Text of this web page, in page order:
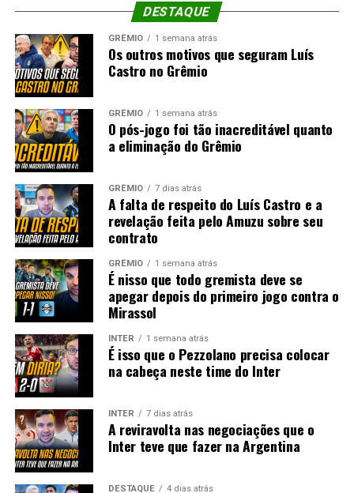
DESTAQUE
GRÊMIO 1 semana atrás
Os outros motivos que seguram Luís
Castro no Grêmio
GRÊMIO 1 semana atrás
O pós-jogo foi tão inacreditável quanto
a eliminação do Grêmio
GRÊMIO 7 dias atrás
A falta de respeito do Luís Castro e a
revelação feita pelo Amuzu sobre seu
contrato
GRÊMIO 1 semana atrás
É nisso que todo gremista deve se
apegar depois do primeiro jogo contra o
Mirassol
INTER 1 semana atrás
É isso que o Pezzolano precisa colocar
na cabeça neste time do Inter
INTER 7 dias atrás
A reviravolta nas negociações que o
Inter teve que fazer na Argentina
DESTAQUE 4 dias atrás